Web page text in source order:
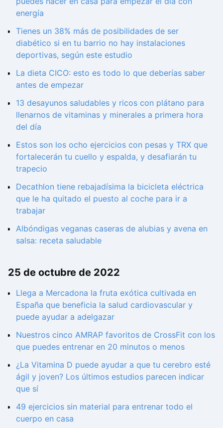
energía
Tienes un 38% más de posibilidades de ser
diabético si en tu barrio no hay instalaciones
deportivas, según este estudio
La dieta CICO: esto es todo lo que deberías saber
antes de empezar
13 desayunos saludables y ricos con plátano para
llenarnos de vitaminas y minerales a primera hora
del día
Estos son los ocho ejercicios con pesas y TRX que
fortalecerán tu cuello y espalda, y desafiarán tu
trapecio
Decathlon tiene rebajadísima la bicicleta eléctrica
que le ha quitado el puesto al coche para ir a
trabajar
Albóndigas veganas caseras de alubias y avena en
salsa: receta saludable
25 de octubre de 2022
Llega a Mercadona la fruta exótica cultivada en
España que beneficia la salud cardiovascular y
puede ayudar a adelgazar
Nuestros cinco AMRAP favoritos de CrossFit con los
que puedes entrenar en 20 minutos o menos
¿La Vitamina D puede ayudar a que tu cerebro esté
ágil y joven? Los últimos estudios parecen indicar
que sí
49 ejercicios sin material para entrenar todo el
cuerpo en casa